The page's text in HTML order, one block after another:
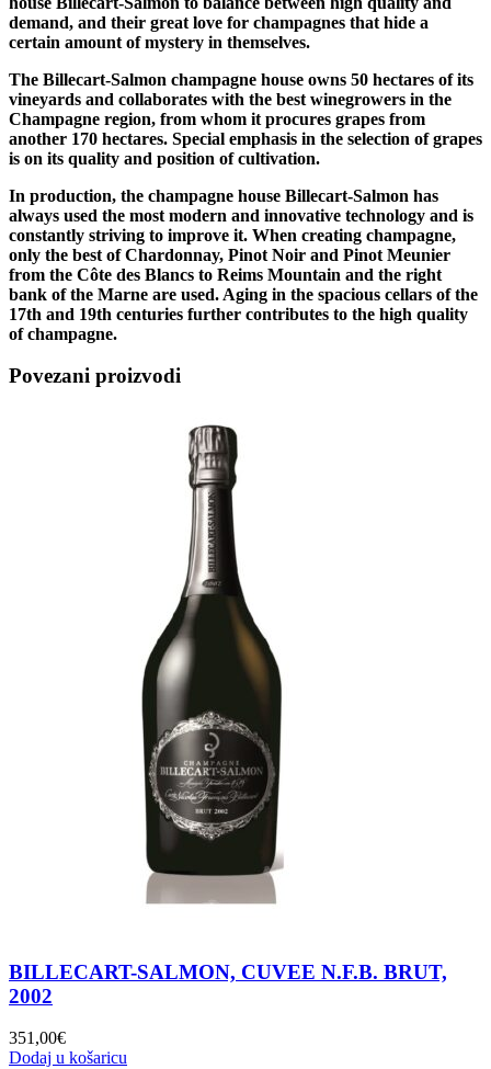
demand, and their great love for champagnes that hide a
certain amount of mystery in themselves.
The Billecart-Salmon champagne house owns 50 hectares of its
vineyards and collaborates with the best winegrowers in the
Champagne region, from whom it procures grapes from
another 170 hectares. Special emphasis in the selection of grapes
is on its quality and position of cultivation.
In production, the champagne house Billecart-Salmon has
always used the most modern and innovative technology and is
constantly striving to improve it. When creating champagne,
only the best of Chardonnay, Pinot Noir and Pinot Meunier
from the Côte des Blancs to Reims Mountain and the right
bank of the Marne are used. Aging in the spacious cellars of the
17th and 19th centuries further contributes to the high quality
of champagne.
Povezani proizvodi
BILLECART-SALMON, CUVEE N.F.B. BRUT,
2002
351,00€
Dodaj u košaricu